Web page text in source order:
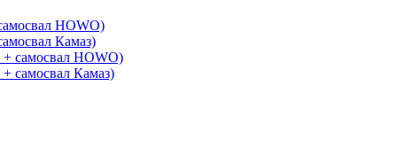
HOWO)
Камаз)
самосвал HOWO)
самосвал Камаз)